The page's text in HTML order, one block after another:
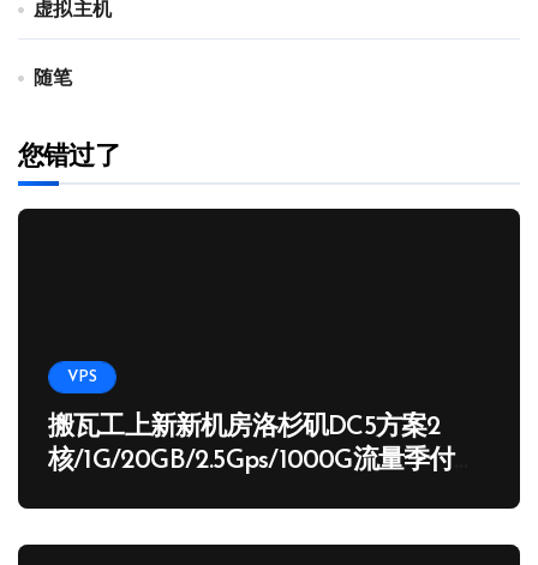
虚拟主机
随笔
您错过了
VPS
搬瓦工上新新机房洛杉矶DC5方案2
核/1G/20GB/2.5Gps/1000G流量季付